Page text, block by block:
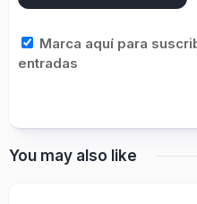
Marca aquí para
entradas
You may also like